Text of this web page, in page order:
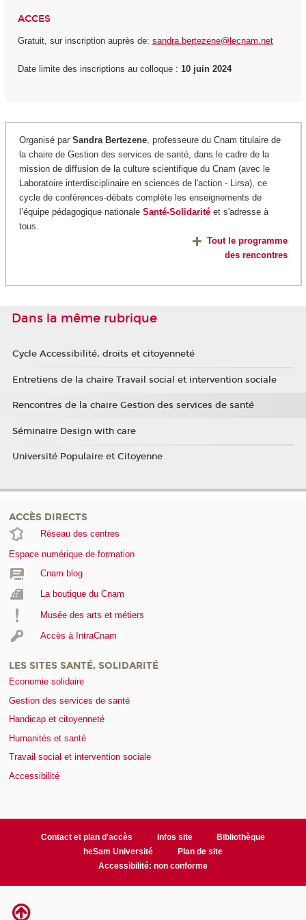
ACCES
Gratuit, sur inscription auprès de: sandra.bertezene@lecnam.net
Date limite des inscriptions au colloque : 10 juin 2024
Organisé par Sandra Bertezene, professeure du Cnam titulaire de
la chaire de Gestion des services de santé, dans le cadre de la
mission de diffusion de la culture scientifique du Cnam (avec le
Laboratoire interdisciplinaire en sciences de l'action - Lirsa), ce
cycle de conférences-débats complète les enseignements de
l’équipe pédagogique nationale Santé-Solidaritéet s'adresse à
tous.
Tout le programme
des rencontres
Dans la même rubrique
Cycle Accessibilité, droits et citoyenneté
Entretiens de la chaire Travail social et intervention sociale
Rencontres de la chaire Gestion des services de santé
Séminaire Design with care
Université Populaire et Citoyenne
ACCÈS DIRECTS
Réseau des centres
Espace numérique de formation
Cnam blog
La boutique du Cnam
Musée des arts et métiers
Accès à IntraCnam
LES SITES SANTÉ, SOLIDARITÉ
Economie solidaire
Gestion des services de santé
Handicap et citoyenneté
Humanités et santé
Travail social et intervention sociale
Accessibilité
Contact et plan d'accès Infos site
Bibliothèque
heSam Université
Plan de site
Accessibilité: non conforme